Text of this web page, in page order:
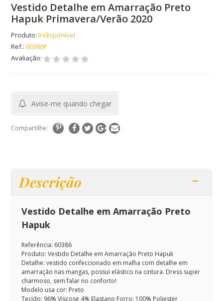
Vestido Detalhe em Amarração Preto
Hapuk Primavera/Verão 2020
Produto: Indisponível
Ref.: 60386P
Avaliação:
Avise-me quando chegar
Compartilhe:
Descrição
Vestido Detalhe em Amarração Preto
Hapuk
Referência: 60386
Produto: Vestido Detalhe em Amarração Preto Hapuk
Detalhe: vestido confeccionado em malha com detalhe em
amarração nas mangas, possui elástico na cintura. Dress super
charmoso, sem falar no conforto!
Modelo usa cor: Preto
Tecido: 96% Viscose 4% Elastano Forro: 100% Poliester